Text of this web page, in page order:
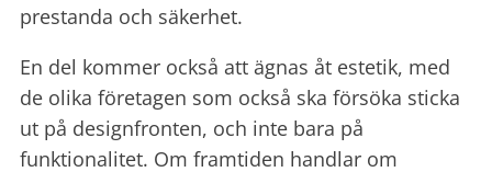
prestanda och säkerhet.
En del kommer också att ägnas åt estetik, med
de olika företagen som också ska försöka sticka
ut på designfronten, och inte bara på
funktionalitet. Om framtiden handlar om